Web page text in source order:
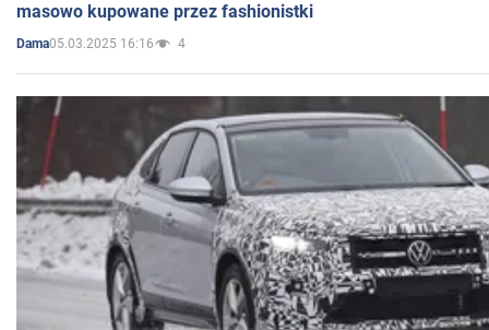
masowo kupowane przez fashionistki
Dama05.03.2025 16:16 4